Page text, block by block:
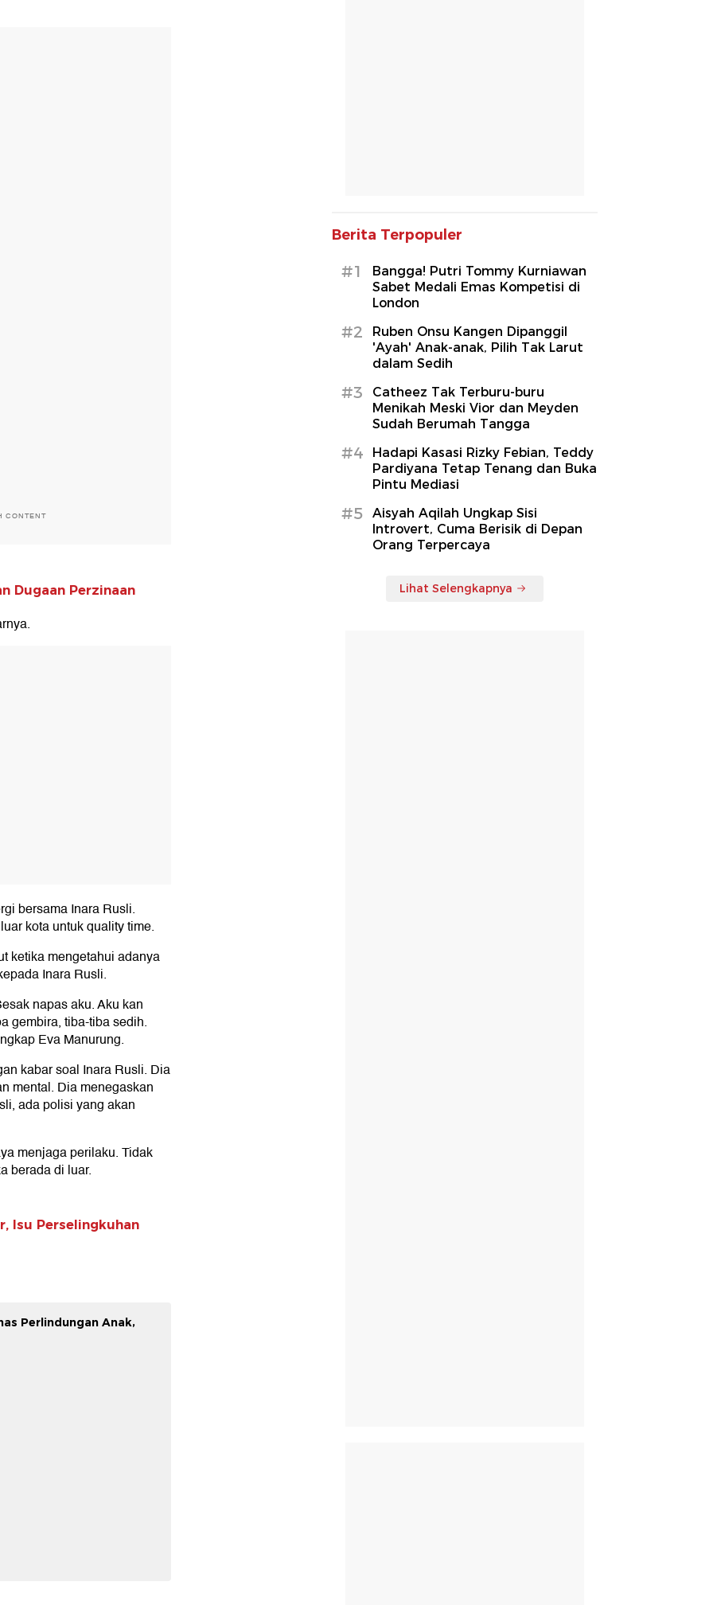
CONTENT
Dugaan Perzinaan
bersama Inara Rusli.
kota untuk quality time.
ketika mengetahui adanya
Inara Rusli.
napas aku. Aku kan
gembira, tiba-tiba sedih.
Eva Manurung.
kabar soal Inara Rusli. Dia
mental. Dia menegaskan
ada polisi yang akan
menjaga perilaku. Tidak
berada di luar.
Isu Perselingkuhan
Perlindungan Anak,
Berita Terpopuler
#1
Bangga! Putri Tommy Kurniawan
Sabet Medali Emas Kompetisi di
London
#2
Ruben Onsu Kangen Dipanggil
'Ayah' Anak-anak, Pilih Tak Larut
dalam Sedih
#3
Catheez Tak Terburu-buru
Menikah Meski Vior dan Meyden
Sudah Berumah Tangga
#4
Hadapi Kasasi Rizky Febian, Teddy
Pardiyana Tetap Tenang dan Buka
Pintu Mediasi
#5
Aisyah Aqilah Ungkap Sisi
Introvert, Cuma Berisik di Depan
Orang Terpercaya
Lihat Selengkapnya